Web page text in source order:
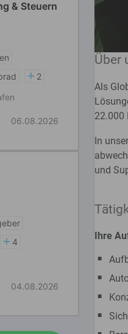
& Steuern
2
06.08.2026
4
04.08.2026